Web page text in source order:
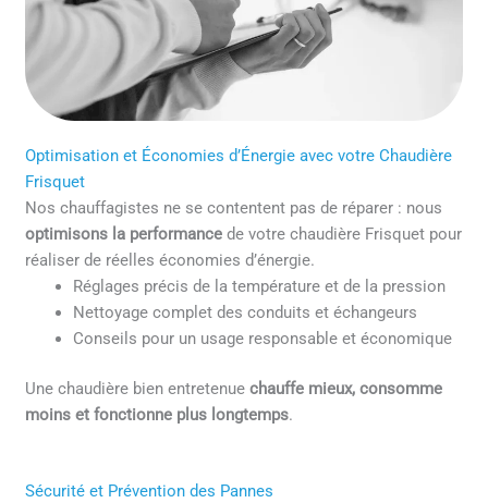
Optimisation et Économies d’Énergie avec votre Chaudière
Frisquet
Nos chauffagistes ne se contentent pas de réparer : nous
optimisons la performance de votre chaudière Frisquet pour
réaliser de réelles économies d’énergie.
Réglages précis de la température et de la pression
Nettoyage complet des conduits et échangeurs
Conseils pour un usage responsable et économique
Une chaudière bien entretenuechauffe mieux, consomme
moins et fonctionne plus longtemps.
Sécurité et Prévention des Pannes